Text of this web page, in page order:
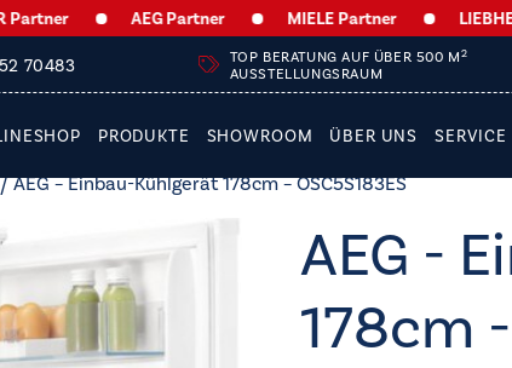
AEG Partner MIELE Partner LIEBHERR
70483 TOP BERATUNG AUF ÜBER 500 M 2
AUSSTELLUNGSRAUM
PRODUKTE SHOWROOM ÜBER UNS SERVICE
AEG – Einbau-Kühlgerät 178cm – OSC5S183ES
AEG -
178cm -